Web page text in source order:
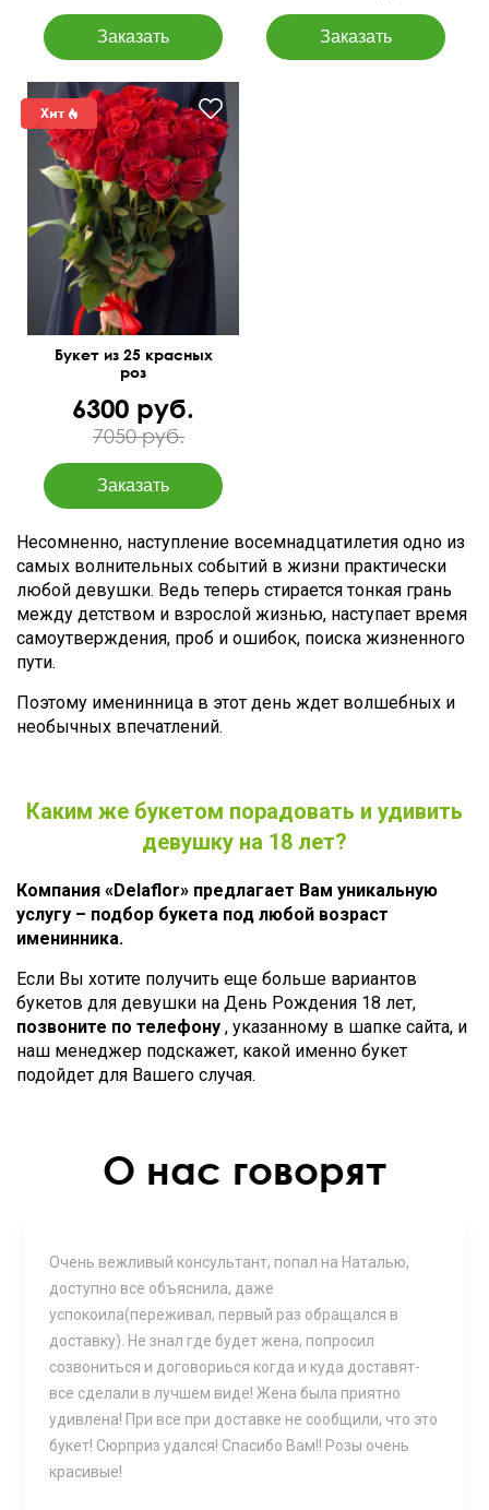
50 см 30 см
Букет из 25 красных
роз
6300 руб.
7050 руб.
Несомненно, наступление восемнадцатилетия одно из
самых волнительных событий в жизни практически
любой девушки. Ведь теперь стирается тонкая грань
между детством и взрослой жизнью, наступает время
самоутверждения, проб и ошибок, поиска жизненного
пути.
Поэтому именинница в этот день ждет волшебных и
необычных впечатлений.
Каким же букетом порадовать и удивить
девушку на 18 лет?
Компания «Delaflor» предлагает Вам уникальную
услугу – подбор букета под любой возраст
именинника.
Если Вы хотите получить еще больше вариантов
букетов для девушки на День Рождения 18 лет,
позвоните по телефону , указанному в шапке сайта, и
наш менеджер подскажет, какой именно букет
подойдет для Вашего случая.
О нас говорят
Очень вежливый консультант, попал на Наталью,
доступно все объяснила, даже
успокоила(переживал, первый раз обращался в
доставку). Не знал где будет жена, попросил
созвониться и договориься когда и куда доставят-
все сделали в лучшем виде! Жена была приятно
удивлена! При все при доставке не сообщили, что это
букет! Сюрприз удался! Спасибо Вам!! Розы очень
красивые!